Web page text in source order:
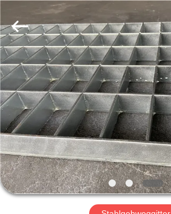
HAUS
PRODUKTE
VR
SHOW
ÜBER
Ltd.
All
Rights
Reserved.